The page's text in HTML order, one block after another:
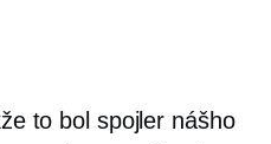
to bol spojler nášho